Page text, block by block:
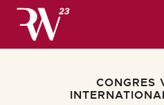
NuttigeCONGRES